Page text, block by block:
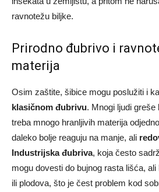
ravnotežu biljke.
Prirodno đubrivo i
materija
Osim zaštite, šibice mogu poslužiti i
klasičnom đubrivu. Mnogi ljudi
treba mnogo hranljivih materija
daleko bolje reaguju na manje, ali
Industrijska đubriva, koja često
mogu dovesti do bujnog rasta lišća,
ili plodova, što je čest problem kod